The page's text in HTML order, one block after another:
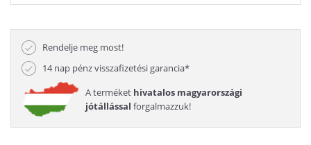
Rendelje meg most!
14 nap pénz visszafizetési garancia*
A terméket hivatalos magyarországi
jótállással forgalmazzuk!